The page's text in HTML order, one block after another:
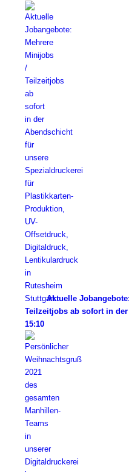
Aktuelle
Teilzeitjobs ab sofort in
15:10